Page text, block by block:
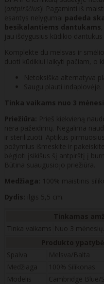
(antpirščius)! Pagaminti iš
esantys nelygumai padeda
besikalantiems dantukams
jau išdygusius kūdikio
Komplekte du melsvas ir
duoti kūdikiui laikyti pačiam, o
Netoksiška alternatyva
Saugu plauti indaplovėje.
Tinka vaikams nuo 3
Priežiūra: Prieš kiekvieną
nėra pažeidimų. Negalima
ir sterilizuoti. Aptikus
požymius išmeskite ir
bėgioti įsikišus šį antpirštį į
Būtina suaugusiojo priežiūra.
Medžiaga: 100% maistinis
Dydis: ilgis 5,5 cm.
Tinka vaikams Nuo 3 mėnesių.
Spalva
Melsva/Balta
Medžiaga
100% Silikonas
Modelis
Cambridge Blue/